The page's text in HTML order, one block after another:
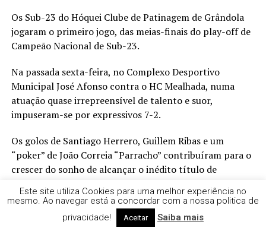
Os Sub-23 do Hóquei Clube de Patinagem de Grândola
jogaram o primeiro jogo, das meias-finais do play-off de
Campeão Nacional de Sub-23.
Na passada sexta-feira, no Complexo Desportivo
Municipal José Afonso contra o HC Mealhada, numa
atuação quase irrepreensível de talento e suor,
impuseram-se por expressivos 7-2.
Os golos de Santiago Herrero, Guillem Ribas e um
“poker” de João Correia “Parracho” contribuíram para o
crescer do sonho de alcançar o inédito título de
O segundo jogo realiza-se na próxima sexta-feira, 29 de
maio pelas 21h30, no Pavilhão Municipal da Mealhada,
Este site utiliza Cookies para uma melhor experiência no
mesmo. Ao navegar está a concordar com a nossa politica de
privacidade!
Aceitar Saiba mais